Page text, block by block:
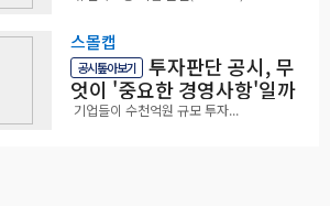
스몰캡
공시톺아보기 투자판단 공시, 무
엇이 '중요한 경영사항'일까
기업들이 수천억원 규모 투자...